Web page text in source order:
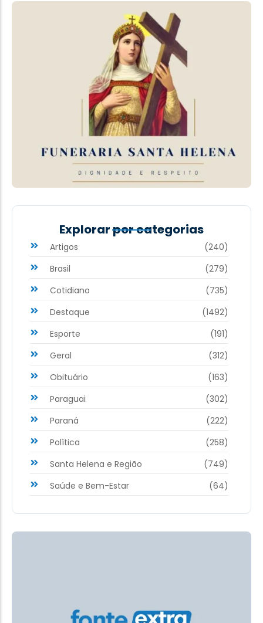
Explorar por categorias
Artigos
(240)
Brasil
(279)
Cotidiano
(735)
Destaque
(1492)
Esporte
(191)
Geral
(312)
Obituário
(163)
Paraguai
(302)
Paraná
(222)
Política
(258)
Santa Helena e Região
(749)
Saúde e Bem-Estar
(64)